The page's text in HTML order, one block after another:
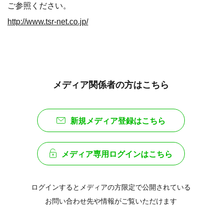
ご参照ください。
http://www.tsr-net.co.jp/
メディア関係者の方はこちら
新規メディア登録はこちら
メディア専用ログインはこちら
ログインするとメディアの方限定で公開されている
お問い合わせ先や情報がご覧いただけます